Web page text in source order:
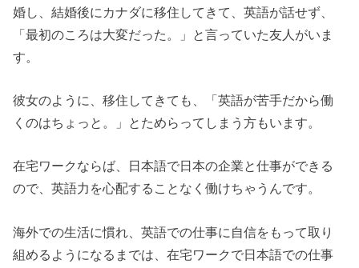
婚し、結婚後にカナダに移住してきて、英語が話せず、
「最初のころは大変だった。」と言っていた友人がいま
す。
彼女のように、移住してきても、「英語が苦手だから働
くのはちょっと。」とためらってしまう方もいます。
在宅ワークならば、日本語で日本の企業と仕事ができる
ので、英語力を心配することなく働けちゃうんです。
海外での生活に慣れ、英語での仕事に自信をもって取り
組めるようになるまでは、在宅ワークで日本語での仕事